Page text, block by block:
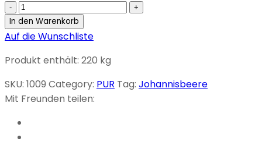
Schwarze
Johannisbeeren
220g
In den Warenkorb
Auf die Wunschliste
Produkt enthält: 220 kg
SKU: 1009 Category: PUR Tag: Johannisbeere
Mit Freunden teilen: